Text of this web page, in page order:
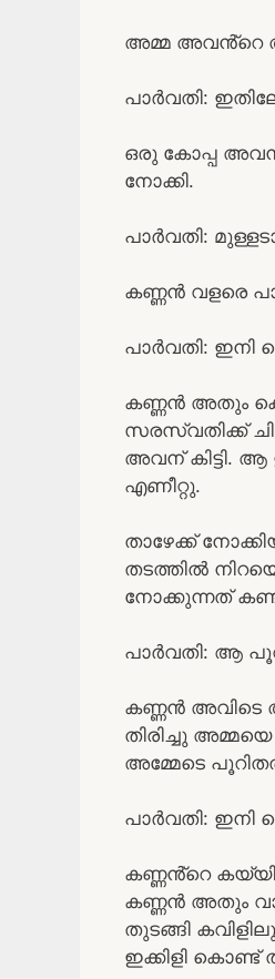
അമ്മ അവൻ്റെ
പാർവതി:
ഒരു കോപ്പ
നോക്കി.
പാർവതി:
കണ്ണൻ വളരെ
പാർവതി: ഇനി
കണ്ണൻ അതും
സരസ്വതിക്ക്
അവന് കിട്ടി.
എണീറ്റു.
താഴേക്ക്
തടത്തിൽ
നോക്കുന്നത്
പാർവതി: ആ
കണ്ണൻ അവിടെ
തിരിച്ചു
അമ്മേടെ
പാർവതി:
കണ്ണൻ്റെ
കണ്ണൻ അതും
തുടങ്ങി
ഇക്കിളി